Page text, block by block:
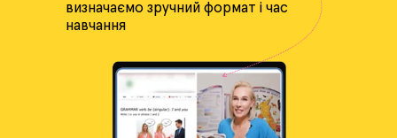
визначаємо зручний формат і час
навчання